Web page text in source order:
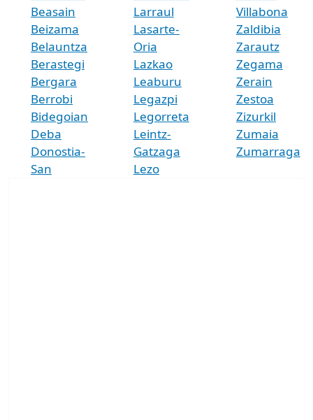
Beasain
Beizama
Belauntza
Berastegi
Bergara
Berrobi
Bidegoian
Deba
Donostia-
San
Larraul
Lasarte-
Oria
Lazkao
Leaburu
Legazpi
Legorreta
Leintz-
Gatzaga
Lezo
Villabona
Zaldibia
Zarautz
Zegama
Zerain
Zestoa
Zizurkil
Zumaia
Zumarraga